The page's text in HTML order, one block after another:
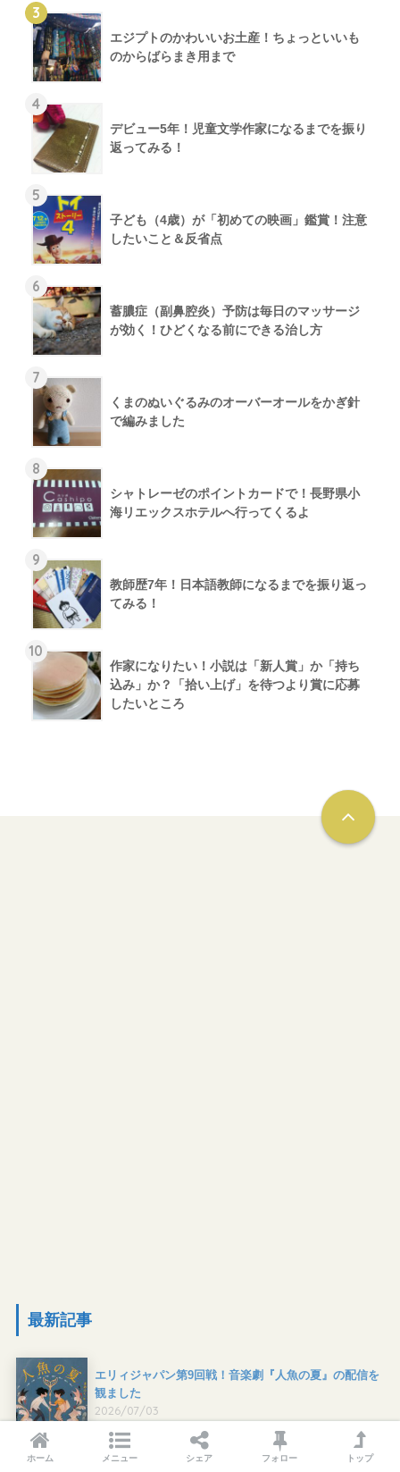
3
エジプトのかわいいお土産！ちょっといいも
のからばらまき用まで
4
デビュー5年！児童文学作家になるまでを振り
返ってみる！
5
子ども（4歳）が「初めての映画」鑑賞！注意
したいこと＆反省点
6
蓄膿症（副鼻腔炎）予防は毎日のマッサージ
が効く！ひどくなる前にできる治し方
7
くまのぬいぐるみのオーバーオールをかぎ針
で編みました
8
シャトレーゼのポイントカードで！長野県小
海リエックスホテルへ行ってくるよ
9
教師歴7年！日本語教師になるまでを振り返っ
てみる！
10
作家になりたい！小説は「新人賞」か「持ち
込み」か？「拾い上げ」を待つより賞に応募
したいところ
最新記事
エリィジャパン第9回戦！音楽劇『人魚の夏』の配信を
観ました
2026/07/03
ホーム メニュー シェア フォロー トップ